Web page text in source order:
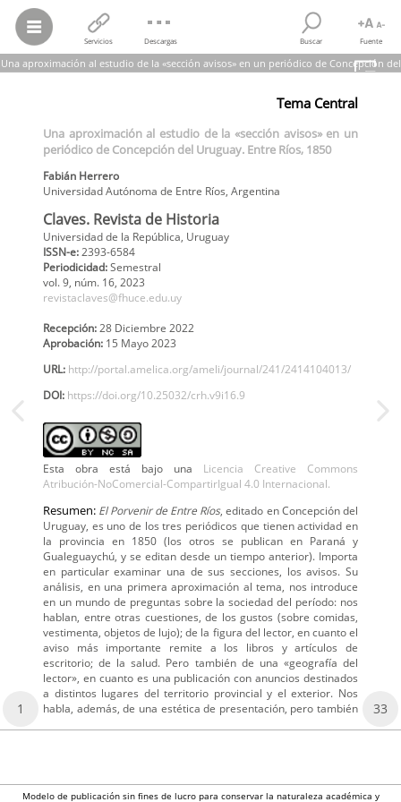
Servicios Descargas Buscar Fuente
Una aproximación al estudio de la «sección avisos» en un periódico de Concepción del
Uruguay. Entre Ríos, 1850
de Concepción del Uruguay. Entre Ríos, 1850
Claves. Revista de Historia, vol.9, núm. 16, pp. 1-29, 2023
Tema Central
Una aproximación al estudio de la «sección avisos» en un
periódico de Concepción del Uruguay. Entre Ríos, 1850
Fabián Herrero
Universidad Autónoma de Entre Ríos, Argentina
Claves. Revista de Historia
Universidad de la República, Uruguay
ISSN-e:2393-6584
Periodicidad:Semestral
vol. 9,
núm. 16, 2023
revistaclaves@fhuce.edu.uy
Recepción:
28 Diciembre 2022
Aprobación:
15 Mayo 2023
URL: http://portal.amelica.org/ameli/journal/241/2414104013/
DOI: https://doi.org/10.25032/crh.v9i16.9
Esta obra está bajo una Licencia Creative Commons
Atribución-NoComercial-CompartirIgual 4.0 Internacional.
Resumen: El Porvenir de Entre Ríos, editado en Concepción del
Uruguay, es uno de los tres periódicos que tienen actividad en
la provincia en 1850 (los otros se publican en Paraná y
Gualeguaychú, y se editan desde un tiempo anterior). Importa
en particular examinar una de sus secciones, los avisos. Su
análisis, en una primera aproximación al tema, nos introduce
en un mundo de preguntas sobre la sociedad del período: nos
hablan, entre otras cuestiones, de los gustos (sobre comidas,
vestimenta, objetos de lujo); de la figura del lector, en cuanto el
aviso más importante remite a los libros y artículos de
escritorio; de la salud. Pero también de una «geografía del
lector», en cuanto es una publicación con anuncios destinados
a distintos lugares del territorio provincial y el exterior. Nos
habla, además, de una estética de presentación, pero también
1 33
Modelo de publicación sin fines de lucro para conservar la naturaleza académica y